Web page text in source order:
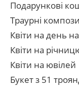
Подарункові
Траурні
Квіти на день
Квіти на
Квіти на ювілей
Букет з 51